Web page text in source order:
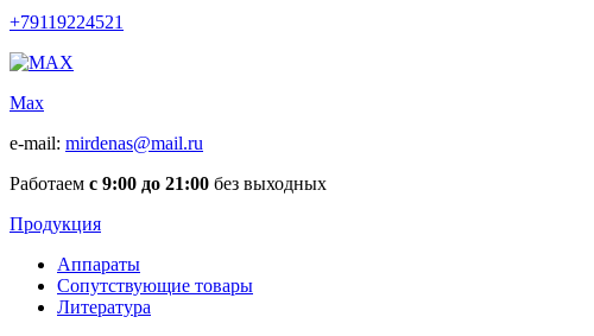
+79119224521
Max
e-mail: mirdenas@mail.ru
Работаем с 9:00 до 21:00 без выходных
Продукция
Аппараты
Сопутствующие товары
Литература